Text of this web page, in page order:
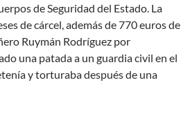
de Seguridad del Estado. La
de cárcel, además de 770 euros de
Ruymán Rodríguez por
una patada a un guardia civil en el
y torturaba después de una
de apoyo a Ruymán Rodríguez